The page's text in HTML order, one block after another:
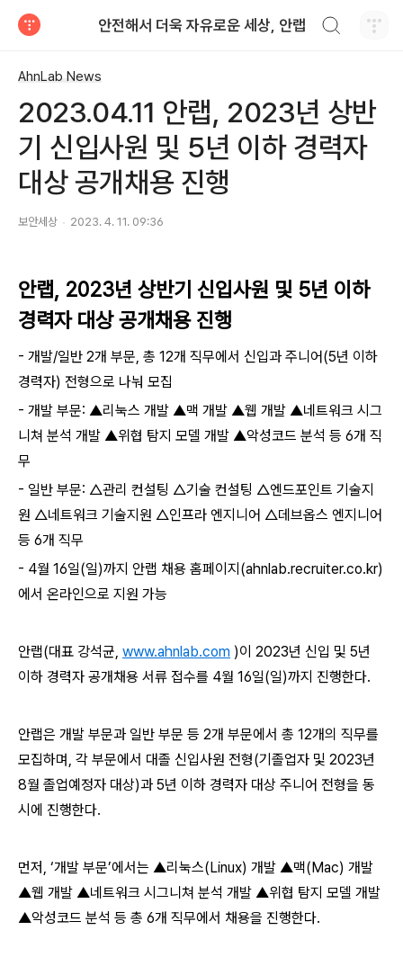
안전해서 더욱 자유로운 세상, 안랩
AhnLab News
2023.04.11 안랩, 2023년 상반
기 신입사원 및 5년 이하 경력자
대상 공개채용 진행
보안세상 2023. 4. 11. 09:36
안랩, 2023년 상반기 신입사원 및 5년 이하
경력자 대상 공개채용 진행
- 개발/일반 2개 부문, 총 12개 직무에서 신입과 주니어(5년 이하
경력자) 전형으로 나눠 모집
- 개발 부문: ▲리눅스 개발 ▲맥 개발 ▲웹 개발 ▲네트워크 시그
니쳐 분석 개발 ▲위협 탐지 모델 개발 ▲악성코드 분석 등 6개 직
무
- 일반 부문: △관리 컨설팅 △기술 컨설팅 △엔드포인트 기술지
원 △네트워크 기술지원 △인프라 엔지니어 △데브옵스 엔지니어
등 6개 직무
- 4월 16일(일)까지 안랩 채용 홈페이지(ahnlab.recruiter.co.kr)
에서 온라인으로 지원 가능
안랩(대표 강석균, www.ahnlab.com )이 2023년 신입 및 5년
이하 경력자 공개채용 서류 접수를 4월 16일(일)까지 진행한다.
안랩은 개발 부문과 일반 부문 등 2개 부문에서 총 12개의 직무를
모집하며, 각 부문에서 대졸 신입사원 전형(기졸업자 및 2023년
8월 졸업예정자 대상)과 5년 이하 경력자 대상 주니어 전형을 동
시에 진행한다.
먼저, ‘개발 부문’에서는 ▲리눅스(Linux) 개발 ▲맥(Mac) 개발
▲웹 개발 ▲네트워크 시그니쳐 분석 개발 ▲위협 탐지 모델 개발
▲악성코드 분석 등 총 6개 직무에서 채용을 진행한다.